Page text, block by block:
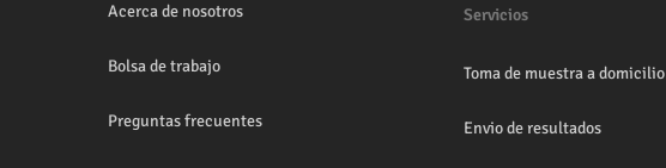
Acerca de nosotros
Bolsa de trabajo
Preguntas frecuentes
Servicios
Toma de muestra a domicilio
Envio de resultados